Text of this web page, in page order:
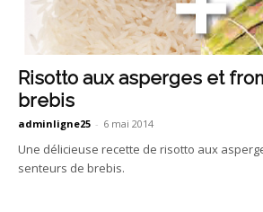
Risotto aux asperges et
brebis
adminligne25 - 6 mai 2014
Une délicieuse recette de risotto aux
senteurs de brebis.